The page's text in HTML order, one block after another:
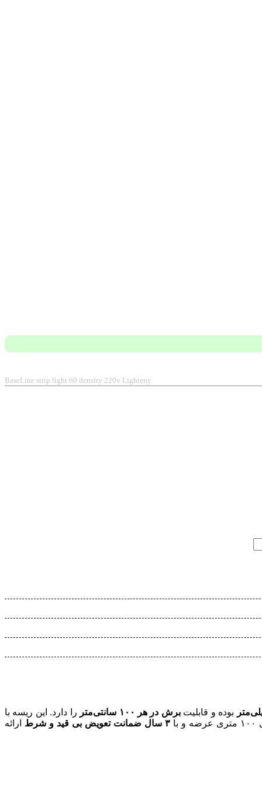
BaseLine strip light 60 density 220v Lighteny
بوده و قابلیتبرش در هر ۱۰۰ سانتی‌متر
را دارد. این ریسه با
۳ سال ضمانت تعویض بی قید و شرط
ارائه